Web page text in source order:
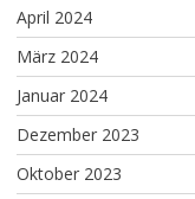
April 2024
März 2024
Januar 2024
Dezember 2023
Oktober 2023